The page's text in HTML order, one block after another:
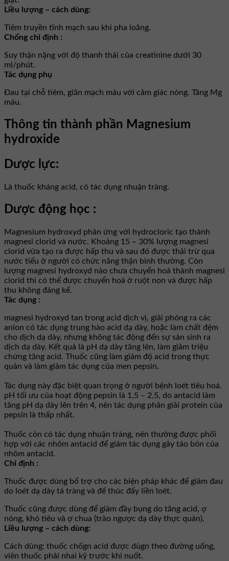
Liều lượng – cách dùng:
Tiêm truyền tĩnh mạch sau khi pha loãng.
Chống chỉ định :
Suy thận nặng với độ thanh thải của creatinine dưới 30
ml/phút.
Tác dụng phụ
Ðau tại chỗ tiêm, giãn mạch máu với cảm giác nóng. Tăng Mg
máu.
Thông tin thành phần Magnesium
hydroxide
Dược lực:
Là thuốc kháng acid, có tác dụng nhuận tràng.
Dược động học :
Magnesium hydroxyd phản ứng với hydrocloric tạo thành
magnesi clorid và nước. Khoảng 15 – 30% lượng magnesi
clorid vừa tạo ra được hấp thu và sau đó được thải trừ qua
nước tiểu ở người có chức năng thận bình thường. Còn
lượng magnesi hydroxyd nào chưa chuyển hoá thành magnesi
clorid thì có thể được chuyển hoá ở ruột non và được hấp
thu không đáng kể.
Tác dụng :
magnesi hydroxyd tan trong acid dịch vị, giải phóng ra các
anion có tác dụng trung hào acid dạ dày, hoặc làm chất đệm
cho dịch dạ dày, nhưng không tác động đến sự sản sinh ra
dịch dạ dày. Kết quả là pH dạ dày tăng lên, làm giảm triệu
chứng tăng acid. Thuốc cũng làm giảm độ acid trong thực
quản và làm giảm tác dụng của men pepsin.
Tác dụng này đặc biệt quan trọng ở người bệnh loét tiêu hoá.
pH tối ưu của hoạt động pepsin là 1,5 – 2,5, do antacid làm
tăng pH dạ dày lên trên 4, nên tác dụng phân giải protein của
pepsin là thấp nhất.
Thuốc còn có tác dụng nhuận tràng, nên thường được phối
hợp với các nhôm antacid để giảm tác dụng gây táo bón của
nhôm antacid.
Chỉ định :
Thuốc được dùng bổ trợ cho các biện pháp khác để giảm đau
do loét dạ dày tá tràng và để thúc đẩy liền loét.
Thuốc cũng được dùng để giảm đầy bụng do tăng acid, ợ
nóng, khó tiêu và ợ chua (trào ngược dạ dày thực quản).
Liều lượng – cách dùng:
Cách dùng: thuốc chốgn acid được dùgn theo đường uống,
viên thuốc phải nhai kỹ trước khi nuốt.